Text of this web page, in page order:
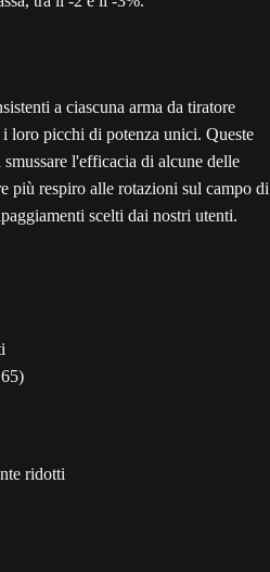
a ciascuna arma da tiratore
loro picchi di potenza unici. Queste
l'efficacia di alcune delle
più respiro alle rotazioni sul campo di
scelti dai nostri utenti.
ridotti